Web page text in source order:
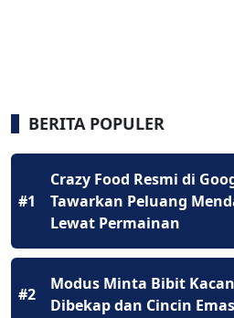
BERITA POPULER
#1
Crazy Food Resmi di
Tawarkan Peluang
Lewat Permainan
#2
Modus Minta Bibit
Dibekap dan Cincin